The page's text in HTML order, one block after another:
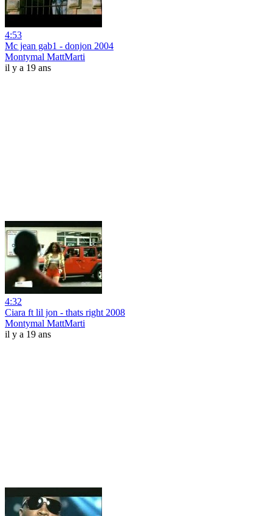
4:53
Mc jean gab1 - donjon 2004
Montymal MattMarti
il y a 19 ans
4:32
Ciara ft lil jon - thats right 2008
Montymal MattMarti
il y a 19 ans